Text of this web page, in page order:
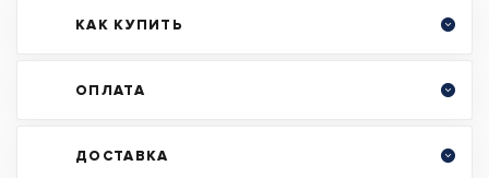
КАК КУПИТЬ
ОПЛАТА
ДОСТАВКА